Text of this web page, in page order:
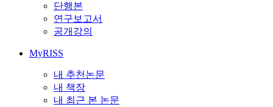
단행본
연구보고서
공개강의
MyRISS
내 추천논문
내 책장
내 최근 본 논문